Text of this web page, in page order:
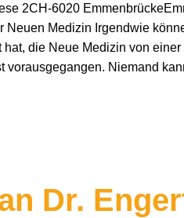
2CH-6020
Neuen Medizin Irgendwie
die Neue Medizin von
vorausgegangen. Niemand
Dr.